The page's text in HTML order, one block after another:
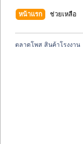
หน้าแรก ช่วยเหลือ
ตลาดโพส สินค้าโรงงาน